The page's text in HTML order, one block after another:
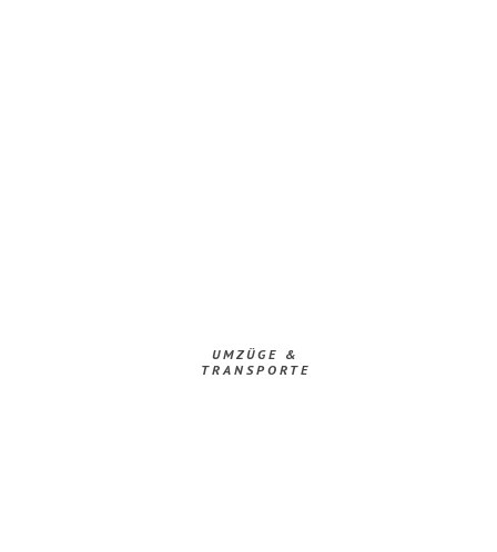
UMZÜGE &
TRANSPORTE